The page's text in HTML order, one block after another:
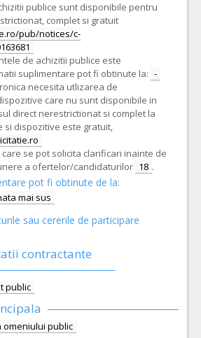
publice sunt disponibile pentru
complet si gratuit
pub/notices/c-
de achizitii publice este
suplimentare pot fi obtinute la: -
necesita utlizarea de
care nu sunt disponibile in
direct nerestrictionat si complet la
si dispozitive este gratuit,
se pot solicita clarificari inainte de
a ofertelor/candidaturilor 18 .
pot fi obtinute de la:
mai sus
sau cererile de participare
contractante
public
omeniului public